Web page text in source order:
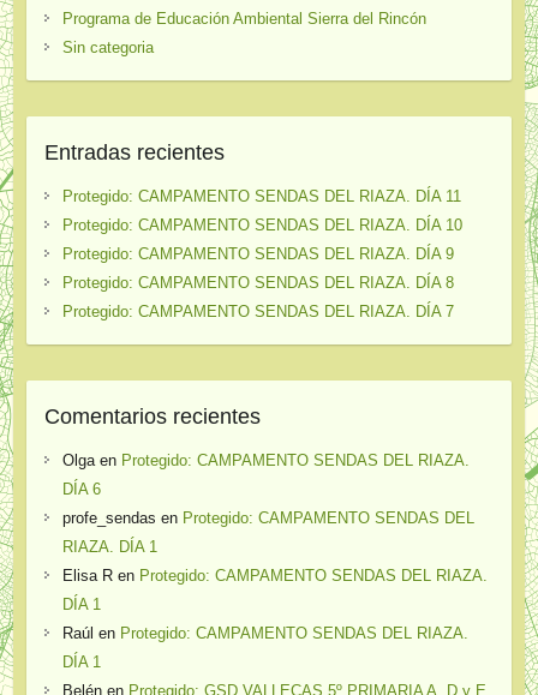
Programa de Educación Ambiental Sierra del Rincón
Sin categoria
Entradas recientes
Protegido: CAMPAMENTO SENDAS DEL RIAZA. DÍA 11
Protegido: CAMPAMENTO SENDAS DEL RIAZA. DÍA 10
Protegido: CAMPAMENTO SENDAS DEL RIAZA. DÍA 9
Protegido: CAMPAMENTO SENDAS DEL RIAZA. DÍA 8
Protegido: CAMPAMENTO SENDAS DEL RIAZA. DÍA 7
Comentarios recientes
Olgaen Protegido: CAMPAMENTO SENDAS DEL RIAZA.
DÍA 6
profe_sendas en Protegido: CAMPAMENTO SENDAS DEL
RIAZA. DÍA 1
Elisa Ren Protegido: CAMPAMENTO SENDAS DEL RIAZA.
DÍA 1
Raúl en Protegido: CAMPAMENTO SENDAS DEL RIAZA.
DÍA 1
Belénen Protegido: GSD VALLECAS 5º PRIMARIA A, D y E.